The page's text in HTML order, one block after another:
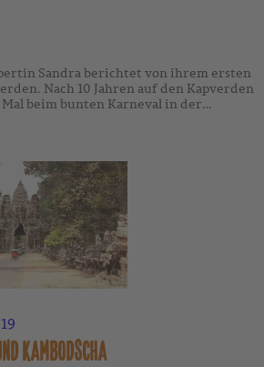
Sandra berichtet von ihrem ersten
Nach 10 Jahren auf den Kapverden
beim bunten Karneval in der
KAMBODSCHA